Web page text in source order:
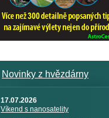
Novinky z hvězdárny
17.07.2026
Víkend s nanosatelity